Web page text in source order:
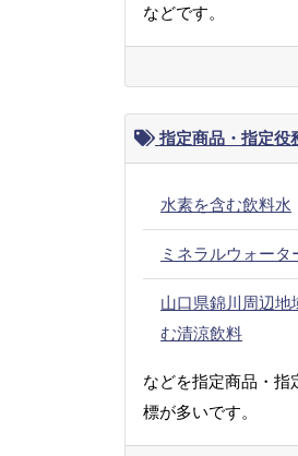
などです。
指定商品・指定役
水素を含む飲料水
ミネラルウォータ
山口県錦川周辺
む清涼飲料
などを指定商品・
標が多いです。